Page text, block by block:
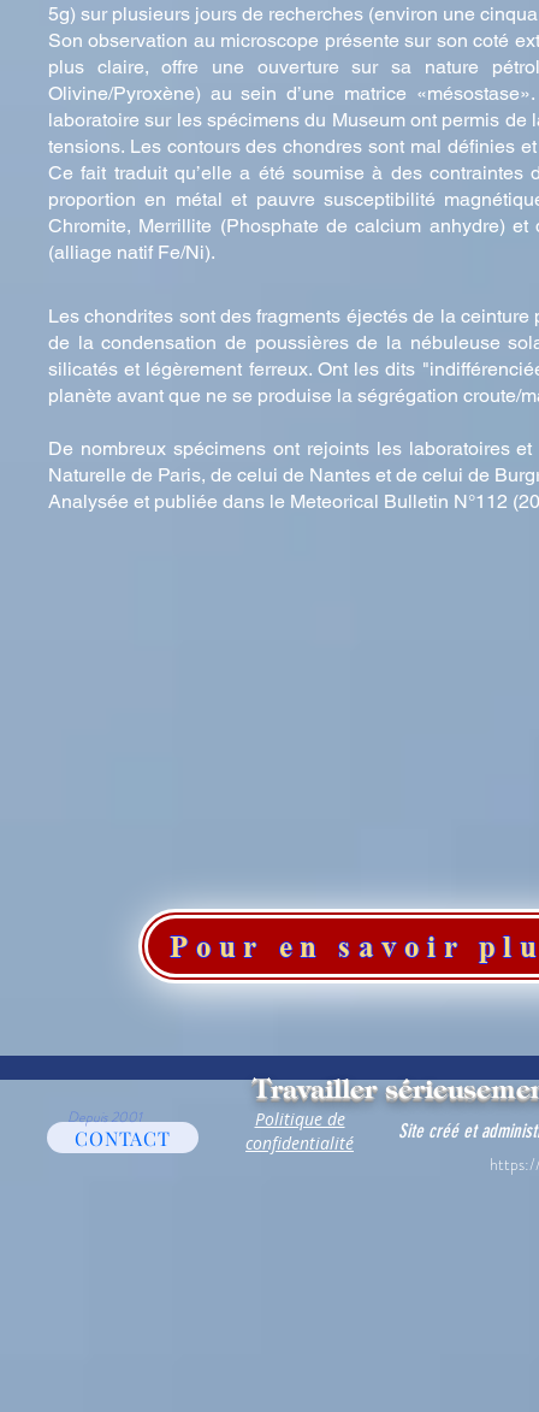
5g) sur plusieurs jours de recherches (environ une
Son observation au microscope présente sur son coté
plus claire, offre une ouverture sur sa nature
Olivine/Pyroxène) au sein d’une matrice
laboratoire sur les spécimens du Museum ont permis
tensions. Les contours des chondres sont mal définies
Ce fait traduit qu’elle a été soumise à des contraintes
proportion en métal et pauvre susceptibilité
Chromite, Merrillite (Phosphate de calcium anhydre)
(alliage natif Fe/Ni).
Les chondrites sont des fragments éjectés de la
de la condensation de poussières de la nébuleuse
silicatés et légèrement ferreux. Ont les dits
planète avant que ne se produise la ségrégation croute/
De nombreux spécimens ont rejoints les laboratoires
Naturelle de Paris, de celui de Nantes et de celui de
Analysée et publiée dans le Meteorical Bulletin N°112
Pour en savoir
CONTACT
Travailler
Politique de
confidentialité
Site créé et
Depuis 2001